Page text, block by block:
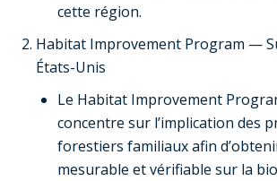
cette région.
Habitat Improvement Program —
États-Unis
Le Habitat Improvement
concentre sur l’implication des
forestiers familiaux afin
mesurable et vérifiable sur la